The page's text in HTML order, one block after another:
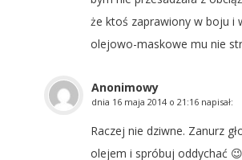
że ktoś zaprawiony w boju i
olejowo-maskowe mu nie
Anonimowy
dnia 16 maja 2014 o 21:16 napisał:
Raczej nie dziwne. Zanurz
olejem i spróbuj oddychać